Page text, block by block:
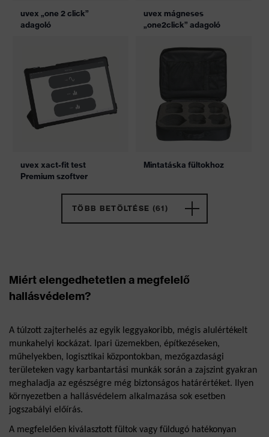
uvex „one 2 click”
adagoló
uvex mágneses
„one2click” adagoló
uvex xact-fit test
Premium szoftver
Mintatáska fültokhoz
TÖBB BETÖLTÉSE (61)
Miért elengedhetetlen a megfelelő
hallásvédelem?
A túlzott zajterhelés az egyik leggyakoribb, mégis alulértékelt
munkahelyi kockázat. Ipari üzemekben, építkezéseken,
műhelyekben, logisztikai központokban, mezőgazdasági
területeken vagy karbantartási munkák során a zajszint gyakran
meghaladja az egészségre még biztonságos határértéket. Ilyen
környezetben a hallásvédelem alkalmazása sok esetben
jogszabályi előírás.
A megfelelően kiválasztott fültok vagy füldugó hatékonyan